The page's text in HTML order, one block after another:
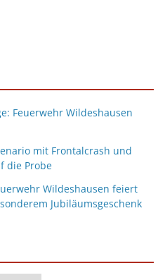
Feuerwehr Wildeshausen
mit Frontalcrash und
die Probe
Wildeshausen feiert
Jubiläumsgeschenk